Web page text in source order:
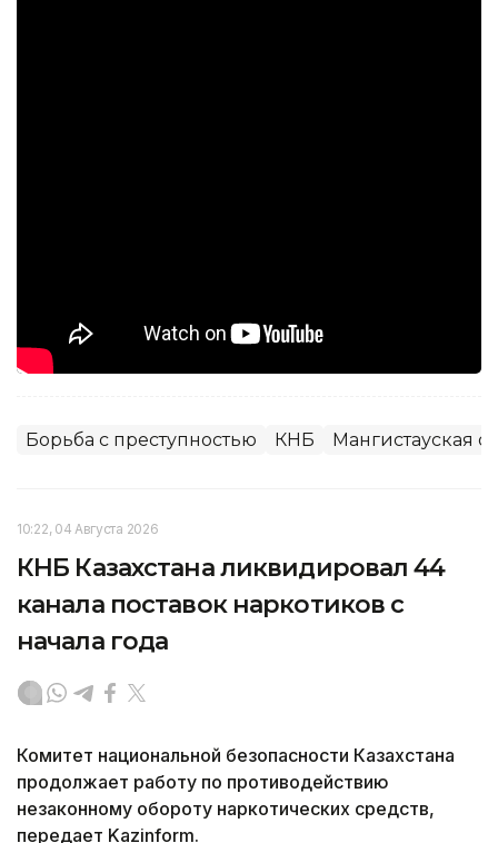
Борьба с преступностью КНБ Мангистауская
10:22, 04 Августа 2026
КНБ Казахстана ликвидировал 44
канала поставок наркотиков с
начала года
Комитет национальной безопасности Казахстана
продолжает работу по противодействию
незаконному обороту наркотических средств,
передает Kazinform.